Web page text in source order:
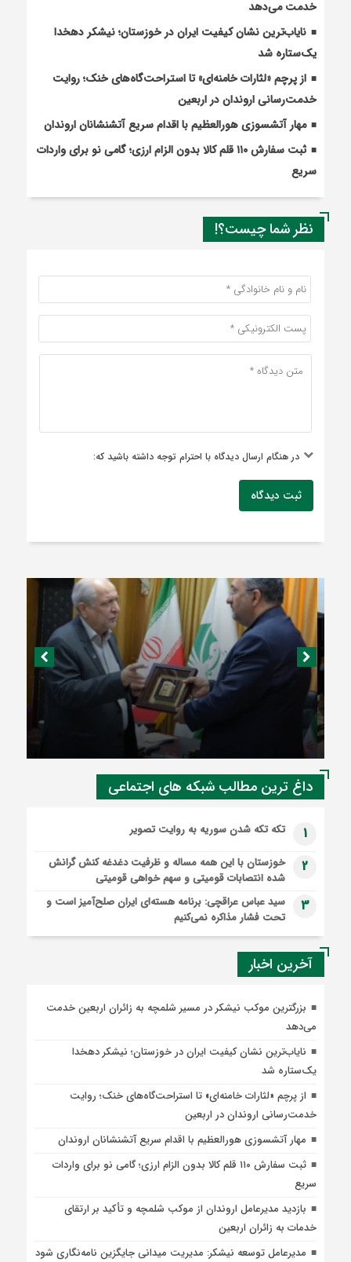
خدمت می‌دهد
نایاب‌ترین نشان کیفیت ایران در خوزستان؛ نیشکر دهخدا
یک‌ستاره شد
از پرچم «لثارات خامنه‌ای» تا استراحت‌گاه‌های خنک؛ روایت
خدمت‌رسانی اروندان در اربعین
مهار آتشسوزی هورالعظیم با اقدام سریع آتشنشانان اروندان
ثبت سفارش ۱۱۰ قلم کالا بدون الزام ارزی؛ گامی نو برای واردات
سریع
نظر شما چیست؟!
در هنگام ارسال دیدگاه با احترام توجه داشته باشید که:
ثبت دیدگاه
مدیرعامل توسعه نیشکر: مدیریت میدانی
جایگزین نامه‌نگاری شود / دانشگاه شریک راهبردی
صنعت است
داغ ترین مطالب شبکه های اجتماعی
1 تکه تکه شدن سوریه به روایت تصویر
2
خوزستان با این همه مساله و ظرفیت دغدغه کنش گرانش
شده انتصابات قومیتی و سهم خواهی قومیتی
3
سید عباس عراقچی: برنامه هسته‌ای ایران صلح‌آمیز است و
تحت فشار مذاکره نمی‌کنیم
آخرین اخبار
بزرگترین موکب نیشکر در مسیر شلمچه به زائران اربعین خدمت
می‌دهد
نایاب‌ترین نشان کیفیت ایران در خوزستان؛ نیشکر دهخدا
یک‌ستاره شد
از پرچم «لثارات خامنه‌ای» تا استراحت‌گاه‌های خنک؛ روایت
خدمت‌رسانی اروندان در اربعین
مهار آتشسوزی هورالعظیم با اقدام سریع آتشنشانان اروندان
ثبت سفارش ۱۱۰ قلم کالا بدون الزام ارزی؛ گامی نو برای واردات
سریع
بازدید مدیرعامل اروندان از موکب شلمچه و تأکید بر ارتقای
خدمات به زائران اربعین
مدیرعامل توسعه نیشکر: مدیریت میدانی جایگزین نامه‌نگاری شود